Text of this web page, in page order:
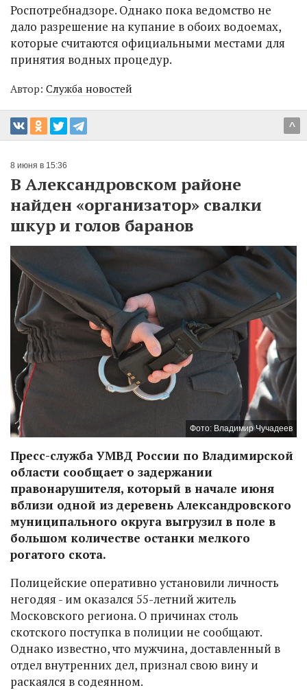
Роспотребнадзоре. Однако пока ведомство не
дало разрешение на купание в обоих водоемах,
которые считаются официальными местами для
принятия водных процедур.
Автор: Служба новостей
^
8 июня в 15:36
В Александровском районе
найден «организатор» свалки
шкур и голов баранов
Фото: Владимир Чучадеев
Пресс-служба УМВД России по Владимирской
области сообщает о задержании
правонарушителя, который в начале июня
вблизи одной из деревень Александровского
муниципального округа выгрузил в поле в
большом количестве останки мелкого
рогатого скота.
Полицейские оперативно установили личность
негодяя - им оказался 55-летний житель
Московского региона. О причинах столь
скотского поступка в полиции не сообщают.
Однако известно, что мужчина, доставленный в
отдел внутренних дел, признал свою вину и
раскаялся в содеянном.